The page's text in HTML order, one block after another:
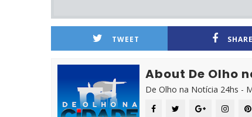
TWEET SHARE
About De Olho
De Olho na Notícia 24hs -